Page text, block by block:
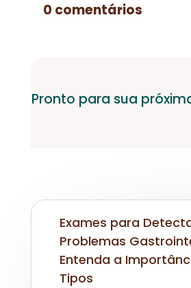
0 comentários
Pronto para sua
Exames para
Problemas
Entenda a
Tipos